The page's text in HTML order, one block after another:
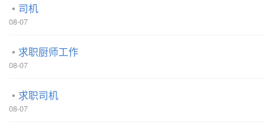
司机
08-07
求职厨师工作
08-07
求职司机
08-07